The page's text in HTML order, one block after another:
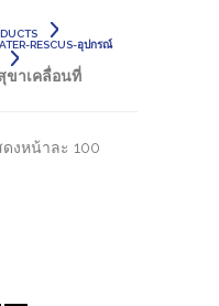
RESCUS-อุปกรณ์
ขาเคลื่อนที่
งหน้าละ 100